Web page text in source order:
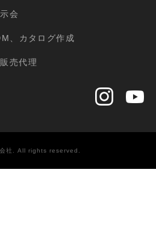
会
、カタログ作成
売代理
社. All rights reserved.